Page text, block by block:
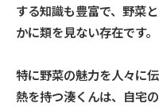
する知識も豊富で、野菜
かに類を見ない存在です。
特に野菜の魅力を人々に
熱を持つ湊くんは、自宅